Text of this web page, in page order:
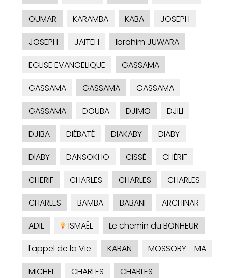
OUMAR
KARAMBA KABA
JOSEPH
JOSEPH
JAITEH
Ibrahim JUWARA
EGLISE EVANGELIQUE
GASSAMA
GASSAMA
GASSAMA
GASSAMA
GASSAMA
DOUBA DJIMO
DJILI
DJIBA
DIÉBATÉ DIAKABY
DIABY
DIABY
DANSOKHO CISSÉ
CHÈRIF
CHERIF
CHARLES CHARLES
CHARLES
CHARLES
BAMBA BABANI
ARCHINAR
ADIL
ISMAËL
Le chemin du BONHEUR
l'appel de la Vie
KARAN
MOSSORY - MA
MICHEL
CHARLES
CHARLES